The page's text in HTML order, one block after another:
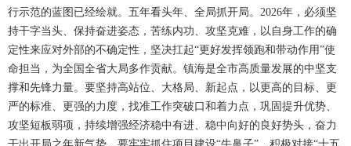
行示范的蓝图已经绘就。五年看头年、全局抓开局。2026年，必须坚
持干字当头、保持奋进姿态，苦练内功、攻坚克难，以自身工作的确
定性来应对外部的不确定性，坚决扛起“更好发挥领跑和带动作用”使
命担当，为全国全省大局多作贡献。镇海是全市高质量发展的中坚支
撑和先锋力量。要坚持高站位、大格局、新起点，以更高的目标、更
严的标准、更强的力度，找准工作突破口和着力点，巩固提升优势、
攻坚短板弱项，持续增强经济稳中有进、稳中向好的良好势头，奋力